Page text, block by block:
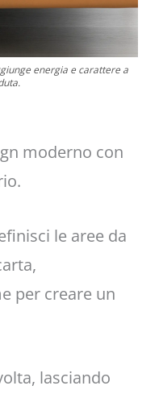
energia e carattere a
moderno con
le aree da
per creare un
lasciando